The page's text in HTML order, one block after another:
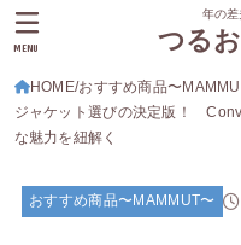
年の
つる
MENU
HOME おすすめ商品〜
ジャケット選びの決定版！
な魅力を紐解く
おすすめ商品〜MAMMUT〜